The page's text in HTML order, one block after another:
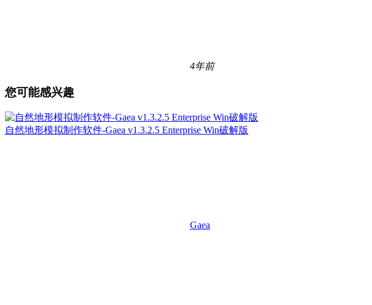
4年前
您可能感兴趣
自然地形模拟制作软件-Gaea v1.3.2.5 Enterprise Win破解版
Gaea